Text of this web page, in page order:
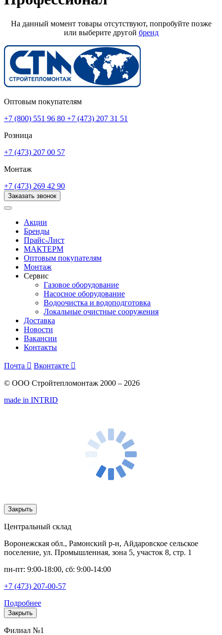
На данный момент товары отсутствуют, попробуйте позже
или выберите другой бренд
Оптовым покупателям
+7 (800) 551 96 80 +7 (473) 207 31 51
Розница
+7 (473) 207 00 57
Монтаж
+7 (473) 269 42 90
Заказать звонок
Акции
Бренды
Прайс-Лист
МАКТЕРМ
Оптовым покупателям
Монтаж
Сервис
Газовое оборудование
Насосное оборудование
Водоочистка и водоподготовка
Локальные очистные сооружения
Доставка
Новости
Вакансии
Контакты
Почта  Вконтакте 
© ООО Стройтепломонтаж 2000 – 2026
made in INTRID
Закрыть
Центральный склад
Воронежская обл., Рамонский р-н, Айдаровское сельское
поселение, ул. Промышленная, зона 5, участок 8, стр. 1
пн-пт: 9:00-18:00, сб: 9:00-14:00
+7 (473) 207-00-57
Подробнее
Закрыть
Филиал №1